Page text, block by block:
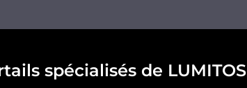
spécialisés de LUMITOS